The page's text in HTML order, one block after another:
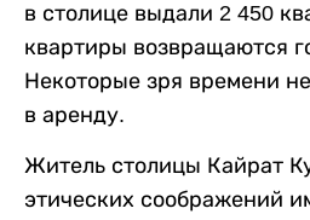
в столице выдали 2 450
квартиры возвращаются
Некоторые зря времени
в аренду.
Житель столицы Кайрат
этических соображений